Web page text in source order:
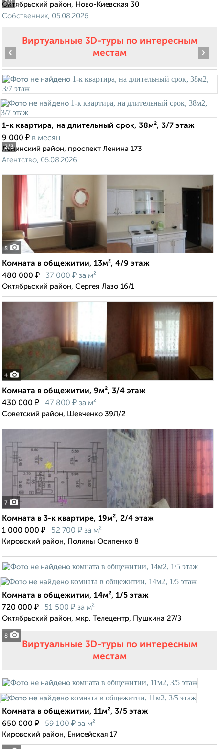
2/1
Октябрьский район, Ново-Киевская 30
Собственник, 05.08.2026
Виртуальные 3D-туры по интересным
местам
2/3
‹ ›
1-к квартира, на длительный срок, 38м², 3/7 этаж
9 000 ₽ в месяц
Ленинский район, проспект Ленина 173
Агентство, 05.08.2026
8
Комната в общежитии, 13м², 4/9 этаж
480 000 ₽ 37 000 ₽ за м²
Октябрьский район, Сергея Лазо 16/1
4
Комната в общежитии, 9м², 3/4 этаж
430 000 ₽ 47 800 ₽ за м²
Советский район, Шевченко 39Л/2
7
Комната в 3-к квартире, 19м², 2/4 этаж
1 000 000 ₽ 52 700 ₽ за м²
Кировский район, Полины Осипенко 8
8
Комната в общежитии, 14м², 1/5 этаж
720 000 ₽ 51 500 ₽ за м²
Октябрьский район, мкр. Телецентр, Пушкина 27/З
Виртуальные 3D-туры по интересным
местам
Комната в общежитии, 11м², 3/5 этаж
650 000 ₽ 59 100 ₽ за м²
Кировский район, Енисейская 17